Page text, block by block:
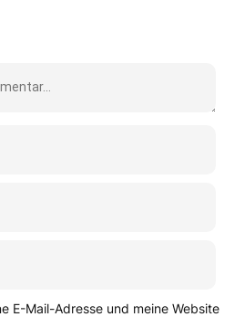
E-Mail-Adresse und meine Website